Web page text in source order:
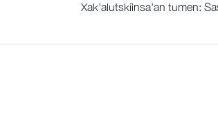
Xak'alutskíinsa'an tumen: